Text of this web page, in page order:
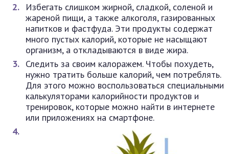
Избегать слишком жирной, сладкой, соленой и
жареной пищи, а также алкоголя, газированных
напитков и фастфуда. Эти продукты содержат
много пустых калорий, которые не насыщают
организм, а откладываются в виде жира.
Следить за своим калоражем. Чтобы похудеть,
нужно тратить больше калорий, чем потреблять.
Для этого можно воспользоваться специальными
калькуляторами калорийности продуктов и
тренировок, которые можно найти в интернете
или приложениях на смартфоне.